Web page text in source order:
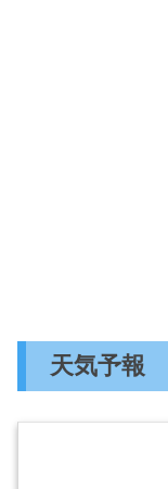
天気予報